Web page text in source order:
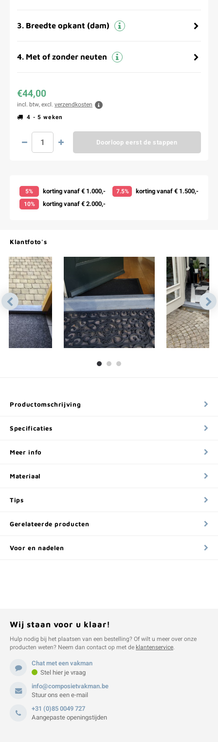
3. Breedte opkant (dam)
4. Met of zonder neuten
€44,00
incl. btw, excl. verzendkosten
4 - 5 weken
Doorloop eerst de stappen
5% korting vanaf € 1.000,- 7.5% korting vanaf € 1.500,-
10% korting vanaf € 2.000,-
Klantfoto's
Productomschrijving
Specificaties
Meer info
Materiaal
Tips
Gerelateerde producten
Voor en nadelen
Wij staan voor u klaar!
Hulp nodig bij het plaatsen van een bestelling? Of wilt u meer over onze
producten weten? Neem dan contact op met deklantenservice.
Chat met een vakman
Stel hier je vraag
info@composietvakman.be
Stuur ons een e-mail
+31 (0)85 0049 727
Aangepaste openingstijden